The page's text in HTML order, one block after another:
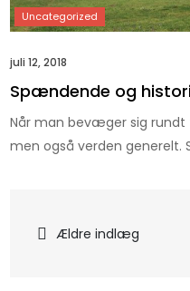
juli 12, 2018
Spændende og
Når man bevæger sig rundt
men også verden generelt.
Ældre indlæg